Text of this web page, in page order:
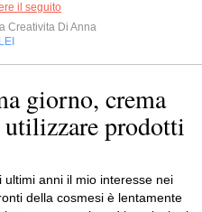
il seguito
Creativita Di Anna
giorno, crema
utilizzare prodotti
ultimi anni il mio interesse nei
della cosmesi è lentamente